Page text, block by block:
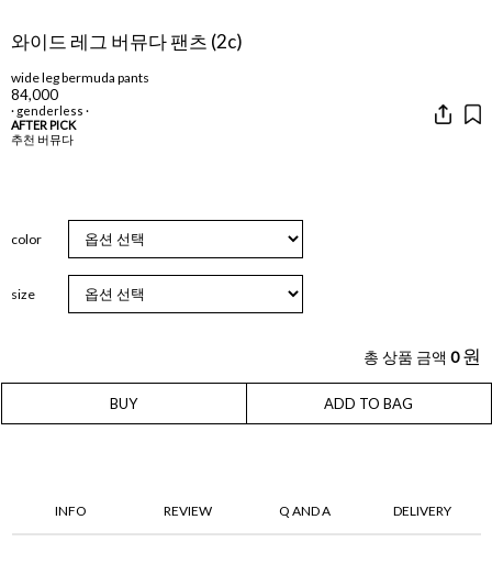
와이드 레그 버뮤다 팬츠 (2c)
wide leg bermuda pants
84,000
· genderless ·
AFTER PICK
추천 버뮤다
color
size
총 상품 금액 0 원
BUY ADD TO BAG
INFO REVIEW Q AND A DELIVERY